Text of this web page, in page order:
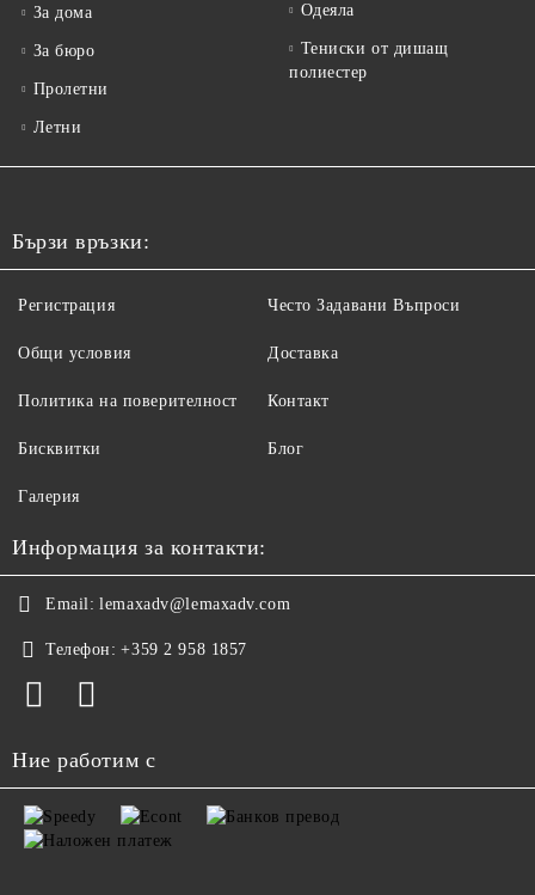
За дома
За бюро
Пролетни
Летни
Одеяла
Тениски от дишащ
полиестер
Бързи връзки:
Регистрация
Общи условия
Политика на поверителност
Бисквитки
Често Задавани Въпроси
Доставка
Контакт
Блог
Галерия
Информация за контакти:
Email: lemaxadv@lemaxadv.com
Телефон: +359 2 958 1857
Ние работим с